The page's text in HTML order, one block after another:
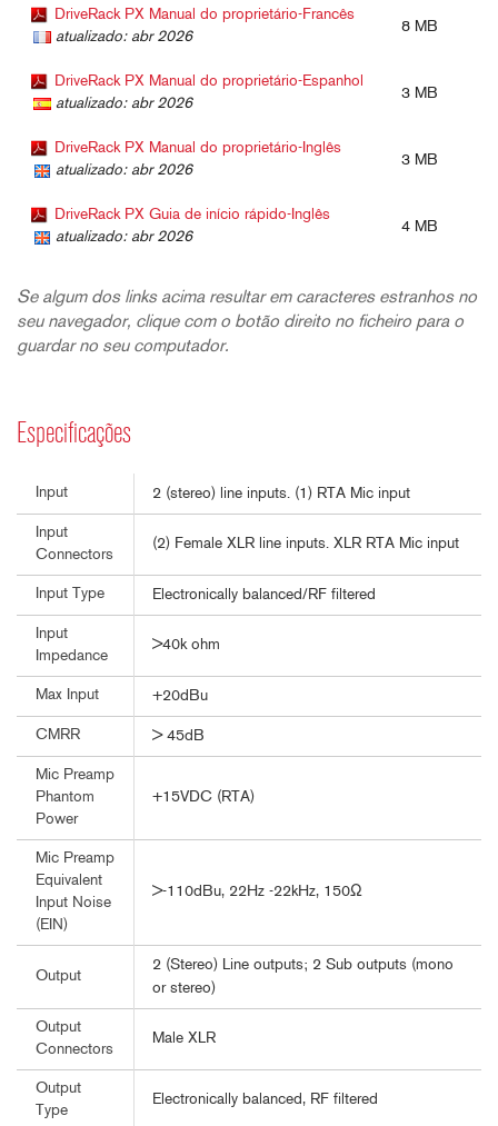
DriveRack PX Manual do proprietário-Francês
atualizado: abr 2026
8 MB
DriveRack PX Manual do proprietário-Espanhol
atualizado: abr 2026
3 MB
DriveRack PX Manual do proprietário-Inglês
atualizado: abr 2026
3 MB
DriveRack PX Guia de início rápido-Inglês
atualizado: abr 2026
4 MB
Se algum dos links acima resultar em caracteres estranhos no
seu navegador, clique com o botão direito no ficheiro para o
guardar no seu computador.
Especificações
Input 2 (stereo) line inputs. (1) RTA Mic input
Input
Connectors
(2) Female XLR line inputs. XLR RTA Mic input
Input Type Electronically balanced/RF filtered
Input
Impedance
>40k ohm
Max Input +20dBu
CMRR > 45dB
Mic Preamp
Phantom
Power
+15VDC (RTA)
Mic Preamp
Equivalent
Input Noise
(EIN)
>-110dBu, 22Hz -22kHz, 150Ω
Output
2 (Stereo) Line outputs; 2 Sub outputs (mono
or stereo)
Output
Connectors
Male XLR
Output
Type
Electronically balanced, RF filtered